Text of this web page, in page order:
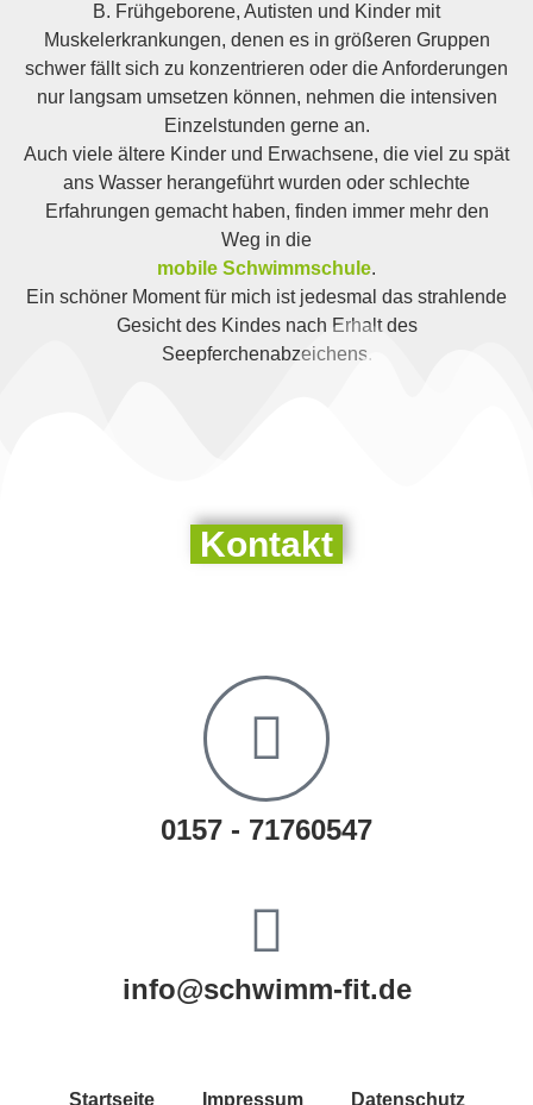
B. Frühgeborene, Autisten und Kinder mit
Muskelerkrankungen, denen es in größeren Gruppen
schwer fällt sich zu konzentrieren oder die Anforderungen
nur langsam umsetzen können, nehmen die intensiven
Einzelstunden gerne an.
Auch viele ältere Kinder und Erwachsene, die viel zu spät
ans Wasser herangeführt wurden oder schlechte
Erfahrungen gemacht haben, finden immer mehr den
Weg in die
mobile Schwimmschule.
Ein schöner Moment für mich ist jedesmal das strahlende
Gesicht des Kindes nach Erhalt des
Seepferchenabzeichens.
Kontakt
0157 - 71760547
info@schwimm-fit.de
Startseite Impressum Datenschutz